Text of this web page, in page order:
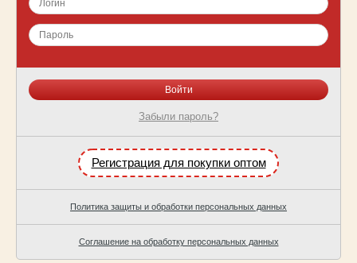
Забыли пароль?
Регистрация для покупки оптом
Политика защиты и обработки персональных данных
Соглашение на обработку персональных данных